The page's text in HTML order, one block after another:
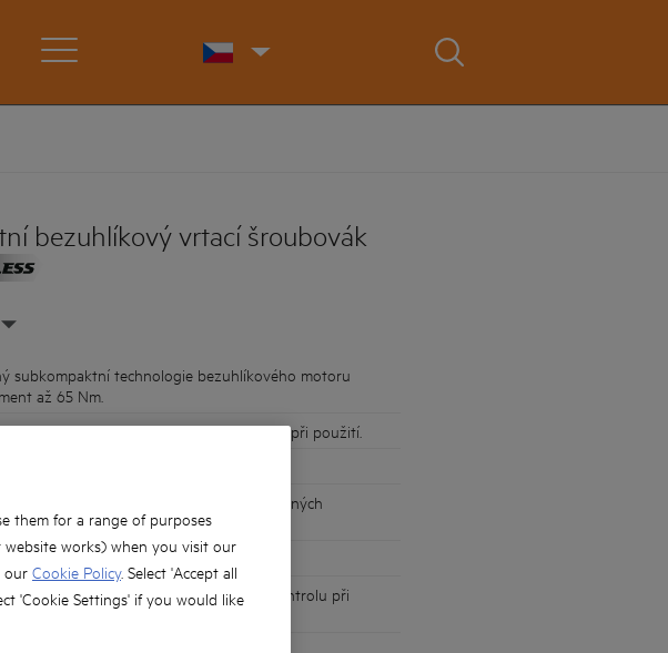
bezuhlíkový vrtací šroubovák
subkompaktní technologie bezuhlíkového motoru
až 65 Nm.
design zajišťuje maximální produktivitu při použití.
kg s akumulátorem PRO18V 2,0 Ah.
umožňuje, aby se nářadí vešlo do stísněných
a 0-1750 ot/min.
na 24 otáček pro dokonalou kontrolu při
them for a range of purposes
works) when you visit our
our Cookie Policy. Select 'Accept all
'Cookie Settings' if you would like